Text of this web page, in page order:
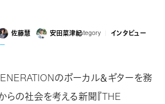
佐藤慧 安田菜津紀category インタビュー
のボーカル＆ギターを務
らの社会を考える新聞『THE